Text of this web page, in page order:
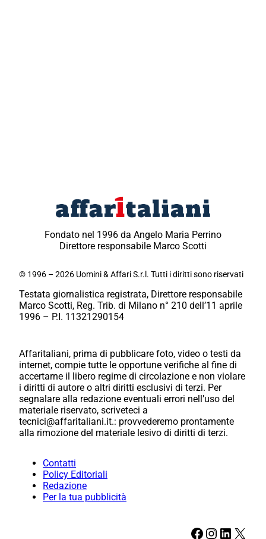
Fondato nel 1996 da Angelo Maria Perrino
Direttore responsabile Marco Scotti
© 1996 – 2026 Uomini & Affari S.r.l. Tutti i diritti sono riservati
Testata giornalistica registrata, Direttore responsabile
Marco Scotti, Reg. Trib. di Milano n° 210 dell’11 aprile
1996 – P.I. 11321290154
Affaritaliani, prima di pubblicare foto, video o testi da
internet, compie tutte le opportune verifiche al fine di
accertarne il libero regime di circolazione e non violare
i diritti di autore o altri diritti esclusivi di terzi. Per
segnalare alla redazione eventuali errori nell’uso del
materiale riservato, scriveteci a
tecnici@affaritaliani.it.: provvederemo prontamente
alla rimozione del materiale lesivo di diritti di terzi.
Contatti
Policy Editoriali
Redazione
Per la tua pubblicità
Facebook Instagram LinkedIn X